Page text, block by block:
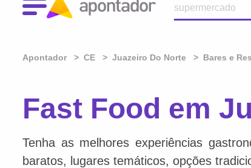
Apontador CE Juazeiro Do Norte Bares e
Fast Food em
Tenha as melhores experiências
baratos, lugares temáticos, opções